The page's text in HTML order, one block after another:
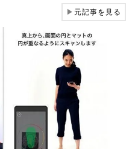
▶元記事を見る